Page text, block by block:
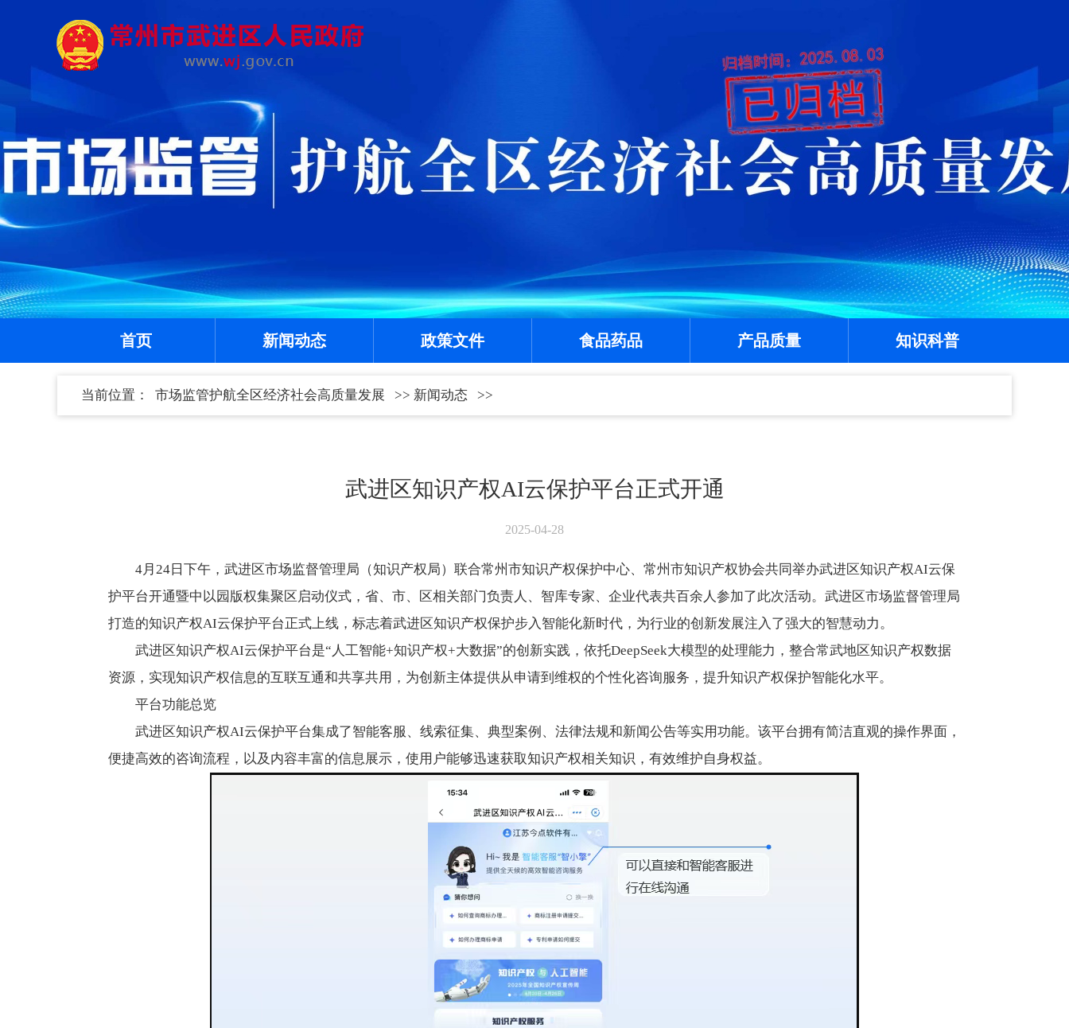
首页 新闻动态 政策文件 食品药品 产品质量 知识科普
当前位置： 市场监管护航全区经济社会高质量发展 >> 新闻动态 >>
武进区知识产权AI云保护平台正式开通
2025-04-28
4月24日下午，武进区市场监督管理局（知识产权局）联合常州市知识产权保护中心、常州市知识产权协会共同举办武进区知识产权AI云保
护平台开通暨中以园版权集聚区启动仪式，省、市、区相关部门负责人、智库专家、企业代表共百余人参加了此次活动。武进区市场监督管理局
打造的知识产权AI云保护平台正式上线，标志着武进区知识产权保护步入智能化新时代，为行业的创新发展注入了强大的智慧动力。
武进区知识产权AI云保护平台是“人工智能+知识产权+大数据”的创新实践，依托DeepSeek大模型的处理能力，整合常武地区知识产权数据
资源，实现知识产权信息的互联互通和共享共用，为创新主体提供从申请到维权的个性化咨询服务，提升知识产权保护智能化水平。
平台功能总览
武进区知识产权AI云保护平台集成了智能客服、线索征集、典型案例、法律法规和新闻公告等实用功能。该平台拥有简洁直观的操作界面，
便捷高效的咨询流程，以及内容丰富的信息展示，使用户能够迅速获取知识产权相关知识，有效维护自身权益。